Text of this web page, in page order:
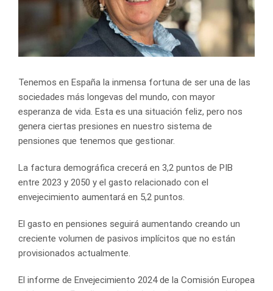
Tenemos en España la inmensa fortuna de ser una de las
sociedades más longevas del mundo, con mayor
esperanza de vida. Esta es una situación feliz, pero nos
genera ciertas presiones en nuestro sistema de
pensiones que tenemos que gestionar.
La factura demográfica crecerá en 3,2 puntos de PIB
entre 2023 y 2050 y el gasto relacionado con el
envejecimiento aumentará en 5,2 puntos.
El gasto en pensiones seguirá aumentando creando un
creciente volumen de pasivos implícitos que no están
provisionados actualmente.
El informe de Envejecimiento 2024 de la Comisión Europea